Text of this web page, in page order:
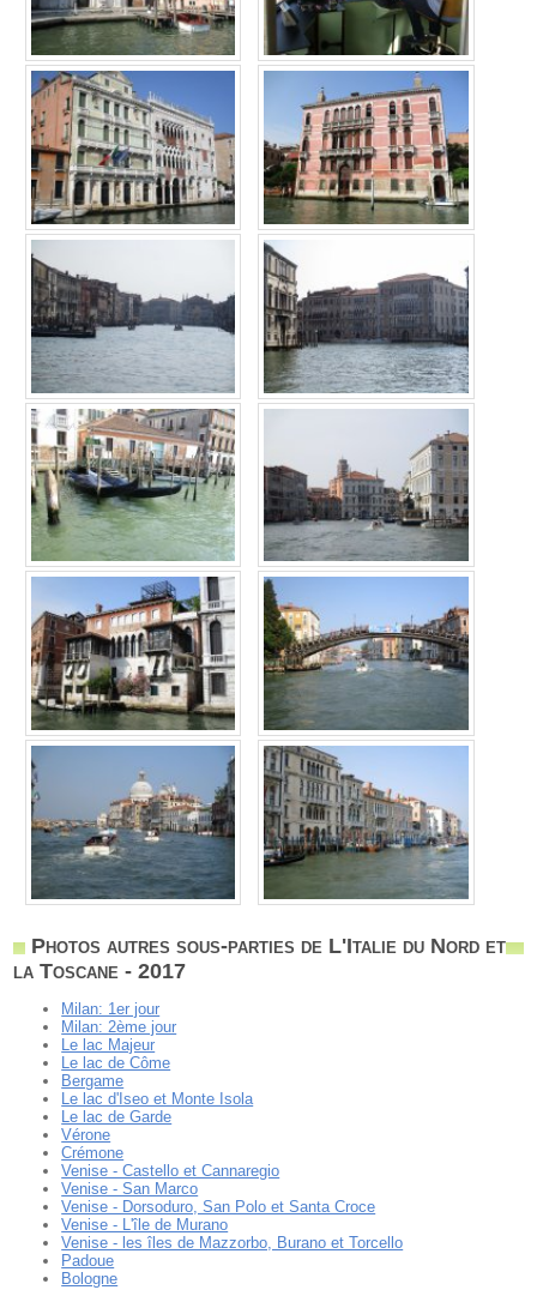
Photos autres sous-parties de L'Italie du Nord et
la Toscane - 2017
Milan: 1er jour
Milan: 2ème jour
Le lac Majeur
Le lac de Côme
Bergame
Le lac d'Iseo et Monte Isola
Le lac de Garde
Vérone
Crémone
Venise - Castello et Cannaregio
Venise - San Marco
Venise - Dorsoduro, San Polo et Santa Croce
Venise - L'île de Murano
Venise - les îles de Mazzorbo, Burano et Torcello
Padoue
Bologne